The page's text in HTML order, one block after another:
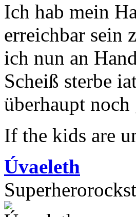
Ich hab mein
erreichbar sein
ich nun an
Scheiß sterbe
überhaupt noch
If the kids are
Úvaeleth